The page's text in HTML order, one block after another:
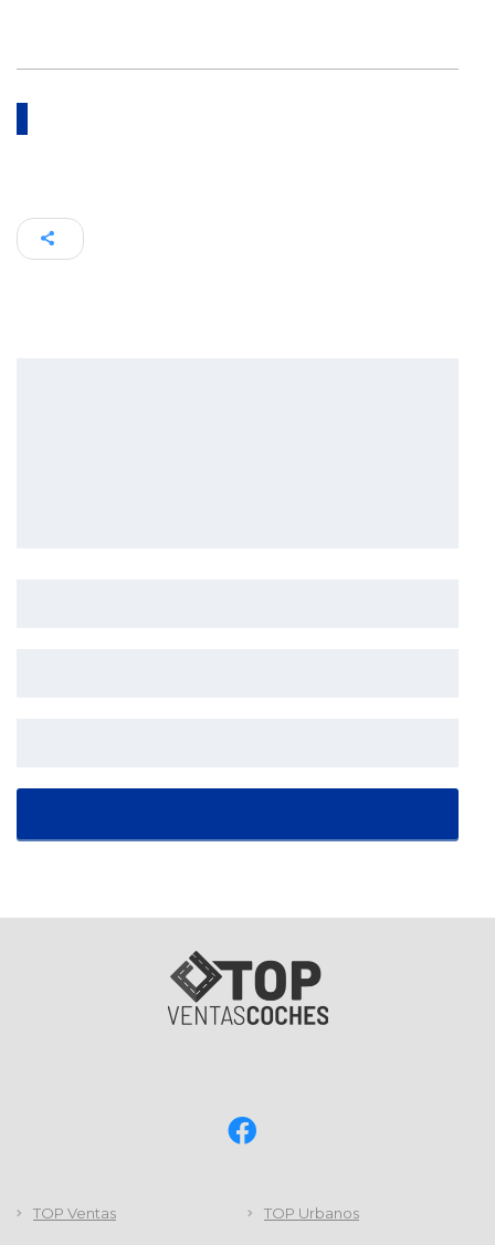
TOP Ventas TOP Urbanos